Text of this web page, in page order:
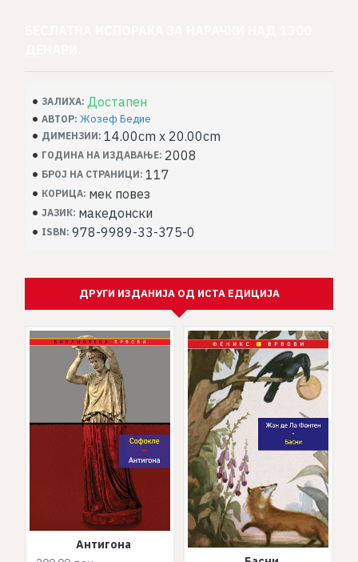
ЗАЛИХА: Достапен
АВТОР: Жозеф Бедие
ДИМЕНЗИИ: 14.00cm x 20.00cm
ГОДИНА НА ИЗДАВАЊЕ: 2008
БРОЈ НА СТРАНИЦИ: 117
КОРИЦА: мек повез
ЈАЗИК: македонски
ISBN: 978-9989-33-375-0
ДРУГИ ИЗДАНИЈА ОД ИСТА ЕДИЦИЈА
Антигона